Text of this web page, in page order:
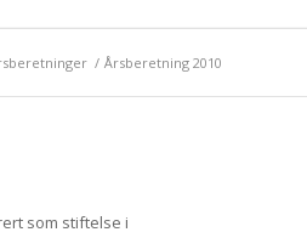
/ Årsberetning 2010
som stiftelse i